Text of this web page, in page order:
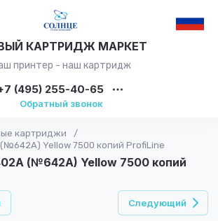
КАРТРИДЖ МАРКЕТ
принтер - наш картридж
(495) 255-40-65
Обратный звонок
картриджи
/
Yellow 7500 копий ProfiLine
(№642A) Yellow 7500 копий
Следующий